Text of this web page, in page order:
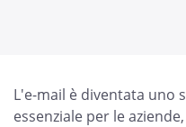
L'e-mail è diventata uno
essenziale per le